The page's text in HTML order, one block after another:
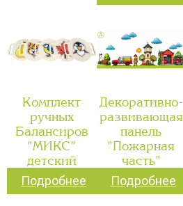
Комплект
ручных
Балансиров
"МИКС"
детский
Подробнее
Декоративно-
развивающая
панель
"Пожарная
часть"
Подробнее